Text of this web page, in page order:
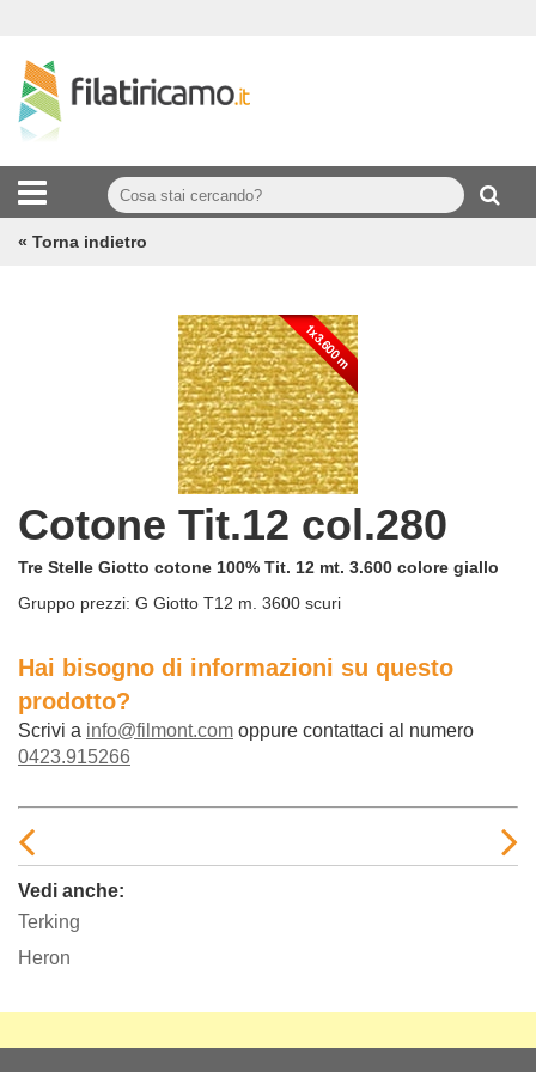
« Torna indietro
Cotone Tit.12 col.280
Tre Stelle Giotto cotone 100% Tit. 12 mt. 3.600 colore giallo
Gruppo prezzi: G Giotto T12 m. 3600 scuri
Hai bisogno di informazioni su questo
prodotto?
Scrivi a info@filmont.com oppure contattaci al numero
0423.915266
Vedi anche:
Terking
Heron